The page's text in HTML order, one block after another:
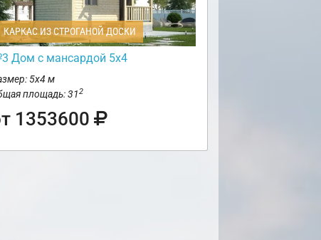
КАРКАС ИЗ СТРОГАНОЙ ДОСКИ
Дом с мансардой 5х4
5х4 м
площадь: 312
1353600